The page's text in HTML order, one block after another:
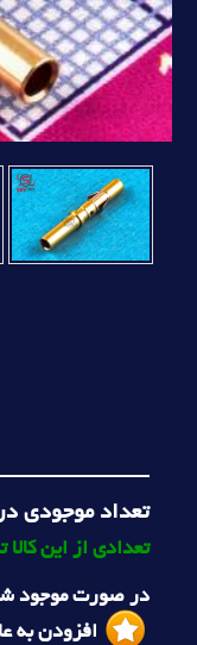
تعداد موجودی
تعدادی از این
در صورت موجود
افزودن به